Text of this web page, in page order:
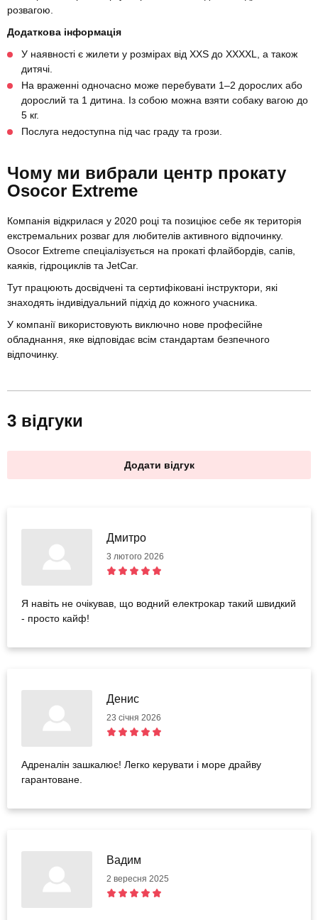
розвагою.
Додаткова інформація
У наявності є жилети у розмірах від ХХS до ХХХХL, а також
дитячі.
На враженні одночасно може перебувати 1–2 дорослих або
дорослий та 1 дитина. Із собою можна взяти собаку вагою до
5 кг.
Послуга недоступна під час граду та грози.
Чому ми вибрали центр прокату
Osocor Extreme
Компанія відкрилася у 2020 році та позиціює себе як територія
екстремальних розваг для любителів активного відпочинку.
Osocor Extreme спеціалізується на прокаті флайбордів, сапів,
каяків, гідроциклів та JetCar.
Тут працюють досвідчені та сертифіковані інструктори, які
знаходять індивідуальний підхід до кожного учасника.
У компанії використовують виключно нове професійне
обладнання, яке відповідає всім стандартам безпечного
відпочинку.
3 відгуки
Додати відгук
Дмитро
3 лютого 2026
Я навіть не очікував, що водний електрокар такий швидкий
- просто кайф!
Денис
23 січня 2026
Адреналін зашкалює! Легко керувати і море драйву
гарантоване.
Вадим
2 вересня 2025